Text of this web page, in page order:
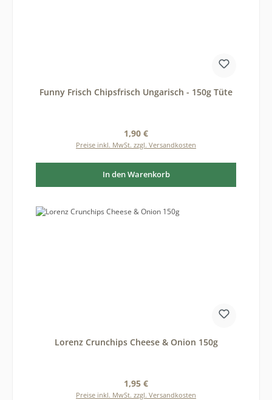
Funny Frisch Chipsfrisch Ungarisch - 150g Tüte
Regulärer Preis:
1,90 €
Preise inkl. MwSt. zzgl. Versandkosten
In den Warenkorb
Lorenz Crunchips Cheese & Onion 150g
Regulärer Preis:
1,95 €
Preise inkl. MwSt. zzgl. Versandkosten